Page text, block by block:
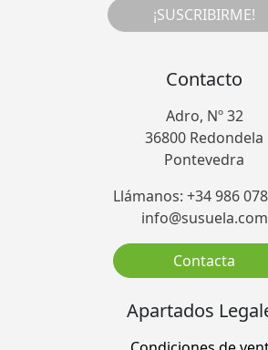
¡SUSCRIBIRME!
Contacto
Adro, Nº 32
36800 Redondela
Pontevedra
Llámanos: +34 986
info@susuela.com
Contacta
Apartados